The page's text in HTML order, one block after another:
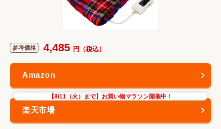
4,485
【8/11（火）まで】お買い物マラソン開催中！